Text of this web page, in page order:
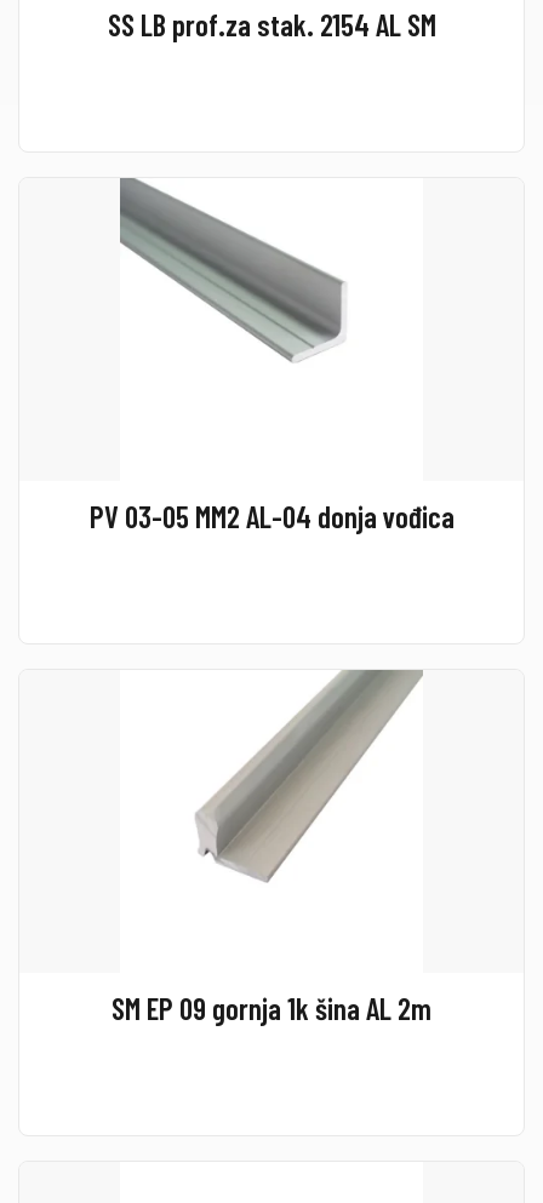
SS LB prof.za stak. 2154 AL SM
PV 03-05 MM2 AL-04 donja vođica
SM EP 09 gornja 1k šina AL 2m